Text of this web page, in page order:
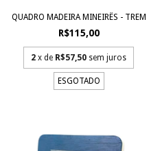
QUADRO MADEIRA MINEIRÊS - TREM
R$115,00
2 x de R$57,50 sem juros
ESGOTADO